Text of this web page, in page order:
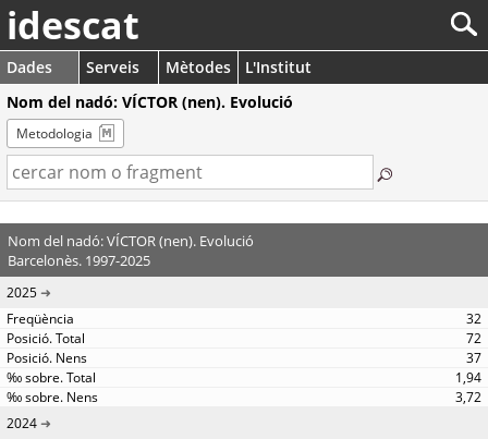
idescat
Dades Serveis Mètodes
L'Institut
Nom del nadó: VÍCTOR (nen). Evolució
Metodologia
Nom del nadó: VÍCTOR (nen). Evolució
Barcelonès. 1997-2025
2025
32
72
37
1,94
3,72
2024